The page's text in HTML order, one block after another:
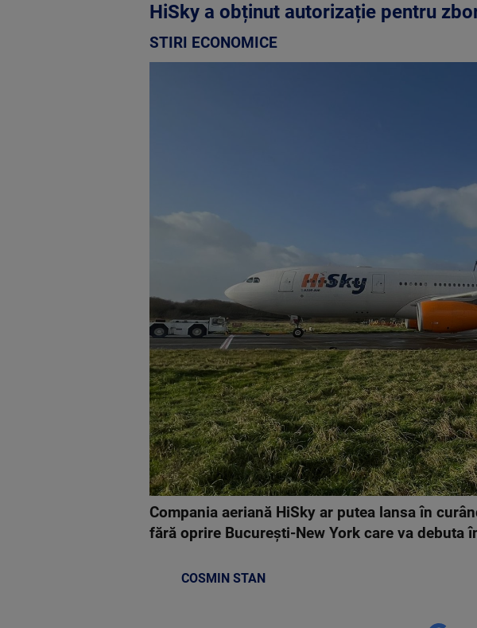
HiSky a obținut autorizație pentru
STIRI ECONOMICE
Compania aeriană HiSky ar putea lansa în
fără oprire București-New York care va debuta
COSMIN STAN